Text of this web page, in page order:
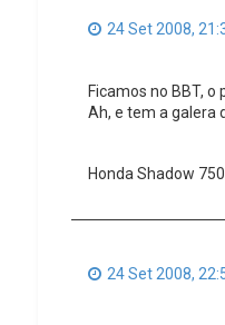
24 Set 2008,
Ficamos no BBT,
Ah, e tem a galera
Honda Shadow
24 Set 2008,